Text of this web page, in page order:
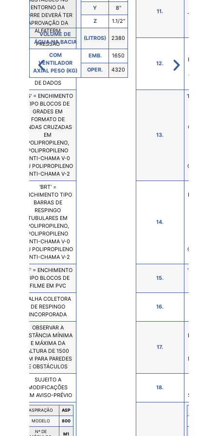
ENTORNO DA
TORRE DEVERÁ TER
APROVAÇÃO DA
ALFATERM
PRESSÃO
REQUERIDA NA
ENTRADA DE ÁGUA
QUENTE,
DE DADOS
'BG' = ENCHIMENTO
TIPO BLOCOS DE
GRADES EM
FORMATO DE
ONDAS CRUZADAS
EM
POLIPROPILENO,
POLIPROPILENO
ANTI-CHAMA V-0
OU POLIPROPILENO
ANTI-CHAMA V-2
'BRT' =
ENCHIMENTO TIPO
BARRAS DE
RESPINGO
TUBULARES EM
POLIPROPILENO,
POLIPROPILENO
ANTI-CHAMA V-0
OU POLIPROPILENO
ANTI-CHAMA V-2
'BF' = ENCHIMENTO
TIPO BLOCOS DE
FILME EM PVC
CALHA COLETORA
DE RESPINGO
INCORPORADA
OBSERVAR A
DISTÂNCIA MÍNIMA
E MÁXIMA DA
ALTURA DE 1500
MM PARA PAREDES
E OBSTÁCULOS
SUJEITO A
MODIFICAÇÕES
SEM AVISO-PRÉVIO
ASPIRAÇÃO ASP
MODELO 800
Nº DE
M1
Y 8"
Z 1.1/2"
VOLUME DE
ÁGUA NA BACIA
(LITROS) 2380
COM
VENTILADOR
AXIAL PESO (KG)
EMB. 1650
OPER. 4320
11.
TORRE
12.
ENTRADA
13.
'BG' =
ONDAS
OU
14.
OU
15.
'BF' =
16.
17.
DISTÂNCIA
MM PARA
18.
SEM